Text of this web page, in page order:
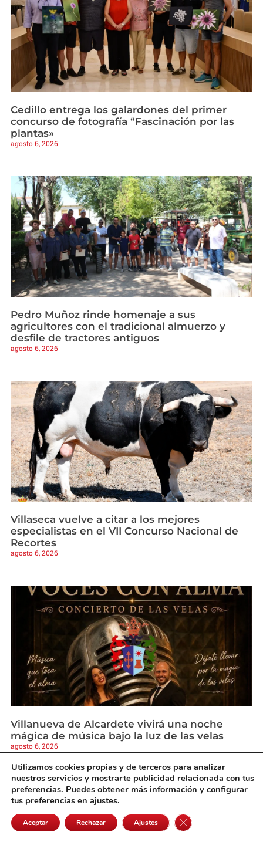
Cedillo entrega los galardones del primer
concurso de fotografía “Fascinación por las
plantas»
agosto 6, 2026
Pedro Muñoz rinde homenaje a sus
agricultores con el tradicional almuerzo y
desfile de tractores antiguos
agosto 6, 2026
Villaseca vuelve a citar a los mejores
especialistas en el VII Concurso Nacional de
Recortes
agosto 6, 2026
Villanueva de Alcardete vivirá una noche
mágica de música bajo la luz de las velas
agosto 6, 2026
Utilizamos cookies propias y de terceros para analizar
nuestros servicios y mostrarte publicidad relacionada con tus
preferencias. Puedes obtener más información y configurar
tus preferencias en ajustes.
Aceptar Rechazar Ajustes Cerrar el banner de